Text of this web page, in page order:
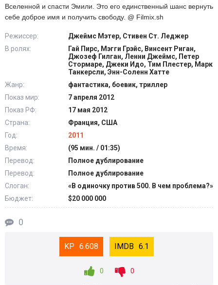
Вселенной и спасти Эмили. Это его единственный шанс вернуть
себе доброе имя и получить свободу. @ Filmix.sh
Режиссер:
Джеймс Мэтер, Стивен Ст. Леджер
В ролях:
Гай Пирс, Мэгги Грэйс, Винсент Риган,
Джозеф Гилган, Ленни Джеймс, Петер
Стормаре, Джеки Идо, Тим Плестер, Марк
Танкерсли, Энн-Соленн Хатте
Жанр:
фантастика, боевик, триллер
Показ мир:
7 апреля 2012
Показ РФ:
17 мая 2012
Страна:
Франция, США
Год:
2011
Время:
(95 мин. / 01:35)
Перевод:
Полное дублирование
Перевод:
Полное дублирование
Слоган:
«В одиночку против 500. В чем проблема?»
Бюджет:
$20 000 000
0
6.608 6.1
0 0